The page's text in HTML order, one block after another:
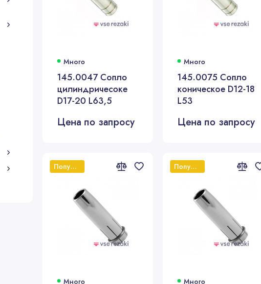
Много
145.0047 Сопло
цилиндричесоке
D17-20 L63,5
Цена по запросу
Много
145.0075 Сопло
коническое D12-18
L53
Цена по запросу
Популярный
Много
Популярный
Много